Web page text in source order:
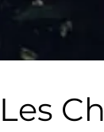
Les